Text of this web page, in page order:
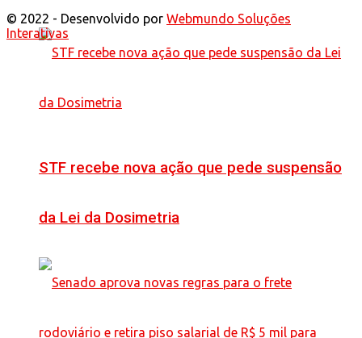
STF recebe nova ação que pede suspensão
da Lei da Dosimetria
© 2022 - Desenvolvido por Webmundo Soluções
Interativas